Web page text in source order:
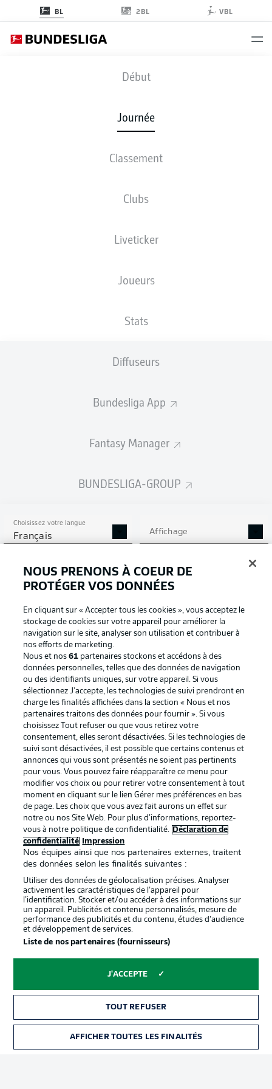
BL 2BL VBL
Début
Journée
Classement
Clubs
Liveticker
Joueurs
Stats
Diffuseurs
Bundesliga App
Fantasy Manager
BUNDESLIGA-GROUP
Choisissez votre langue
Français Affichage
Connexion
FCA - SCP
COMPOSITIONS STATISTIQUES
Les compositions seront annoncées
Football as it's meant to be
BUNDESLIGA APP
Proposé par
services
Mentions Légales Gérer mes préférences
NOUS PRENONS À COEUR DE
PROTÉGER VOS DONNÉES
En cliquant sur « Accepter tous les cookies », vous acceptez le
stockage de cookies sur votre appareil pour améliorer la
navigation sur le site, analyser son utilisation et contribuer à
nos efforts de marketing.
Nous et nos61 partenaires stockons et accédons à des
données personnelles, telles que des données de navigation
ou des identifiants uniques, sur votre appareil. Si vous
sélectionnez J'accepte, les technologies de suivi prendront en
charge les finalités affichées dans la section « Nous et nos
partenaires traitons des données pour fournir ». Si vous
choisissez Tout refuser ou que vous retirez votre
consentement, elles seront désactivées. Si les technologies de
suivi sont désactivées, il est possible que certains contenus et
annonces qui vous sont présentés ne soient pas pertinents
pour vous. Vous pouvez faire réapparaître ce menu pour
modifier vos choix ou pour retirer votre consentement à tout
moment en cliquant sur le lien Gérer mes préférences en bas
de page. Les choix que vous avez fait aurons un effet sur
notre ou nos Site Web. Pour plus d’informations, reportez-
vous à notre politique de confidentialité.
Déclaration de
confidentialité
Impression
Nos équipes ainsi que nos partenaires externes, traitent
des données selon les finalités suivantes :
Utiliser des données de géolocalisation précises. Analyser
activement les caractéristiques de l’appareil pour
l’identification. Stocker et/ou accéder à des informations sur
un appareil. Publicités et contenu personnalisés, mesure de
performance des publicités et du contenu, études d’audience
et développement de services.
Liste de nos partenaires (fournisseurs)
J'ACCEPTE
TOUT REFUSER
AFFICHER TOUTES LES FINALITÉS